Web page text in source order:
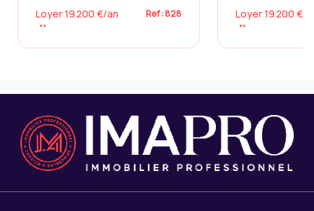
Loyer 19 200 €/an
**
Ref : 828 Loyer 19 200 €/
**